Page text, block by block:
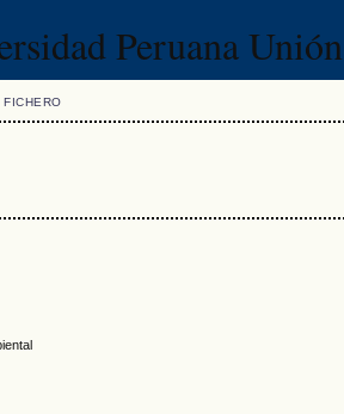
Peruana Unión
FICHERO